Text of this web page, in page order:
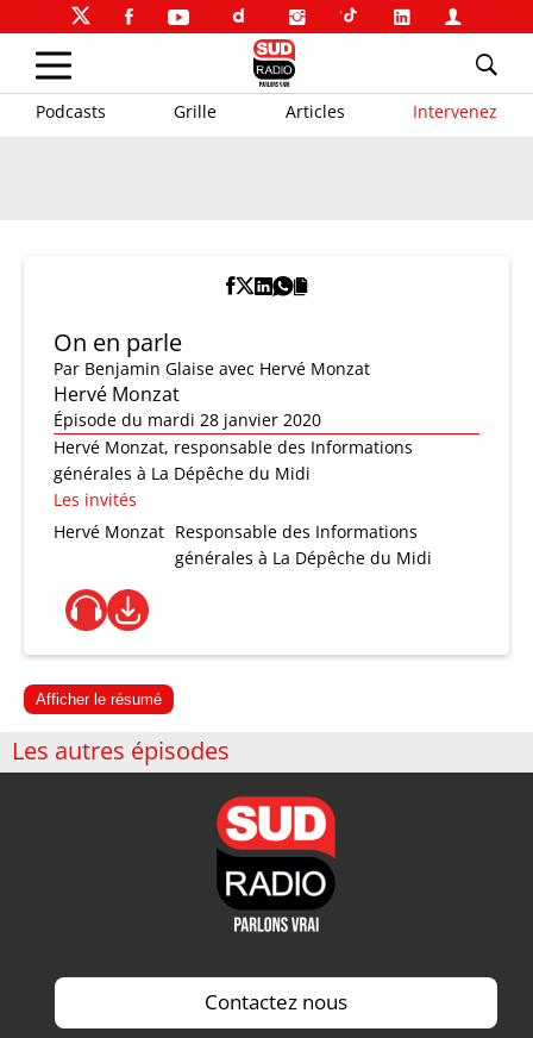
Podcasts Grille Articles Intervenez
On en parle
Par Benjamin Glaise avec Hervé Monzat
Hervé Monzat
Épisode du mardi 28 janvier 2020
Hervé Monzat, responsable des Informations
générales à La Dépêche du Midi
Les invités
Hervé Monzat Responsable des Informations
générales à La Dépêche du Midi
Afficher le résumé
Les autres épisodes
Contactez nous